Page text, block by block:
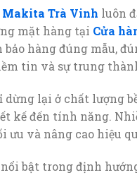
Makita Trà Vinh luôn
mặt hàng tại Cửa
bảo hàng đúng mẫu,
tin và sự trung
dừng lại ở chất lượng
kế đến tính năng.
ưu và nâng cao hiệu
bật trong định